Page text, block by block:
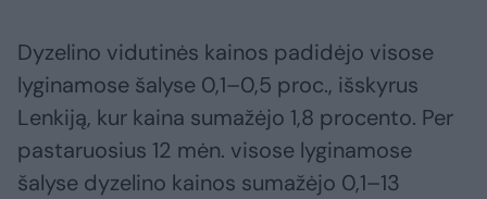
Dyzelino vidutinės kainos padidėjo visose
lyginamose šalyse 0,1–0,5 proc., išskyrus
Lenkiją, kur kaina sumažėjo 1,8 procento. Per
pastaruosius 12 mėn. visose lyginamose
šalyse dyzelino kainos sumažėjo 0,1–13